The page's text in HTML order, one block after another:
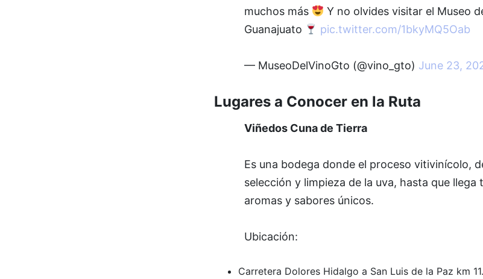
muchos más
Y no olvides visitar el Museo
Guanajuato
pic.twitter.com/1bkyMQ5Oab
— MuseoDelVinoGto (@vino_gto) June 23,
Lugares a Conocer en la Ruta
Viñedos Cuna de Tierra
Es una bodega donde el proceso vitivinícolo,
selección y limpieza de la uva, hasta que llega
aromas y sabores únicos.
Ubicación:
Carretera Dolores Hidalgo a San Luis de la Paz km